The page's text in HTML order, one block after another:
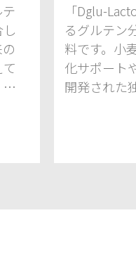
「Dglu-
るグルテン
料です。小
化サポート
開発された